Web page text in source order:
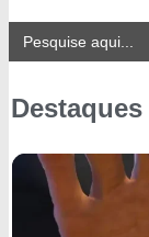
Search
for:
Destaques